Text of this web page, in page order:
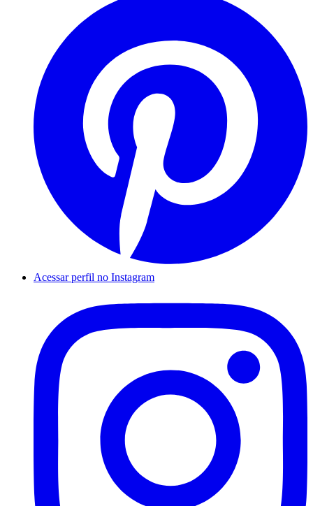
Acessar perfil no Instagram